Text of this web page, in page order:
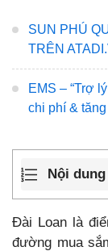
SUN PHÚ
TRÊN
EMS – “Trợ
chi phí &
Nội
Đài Loan là
đường mua